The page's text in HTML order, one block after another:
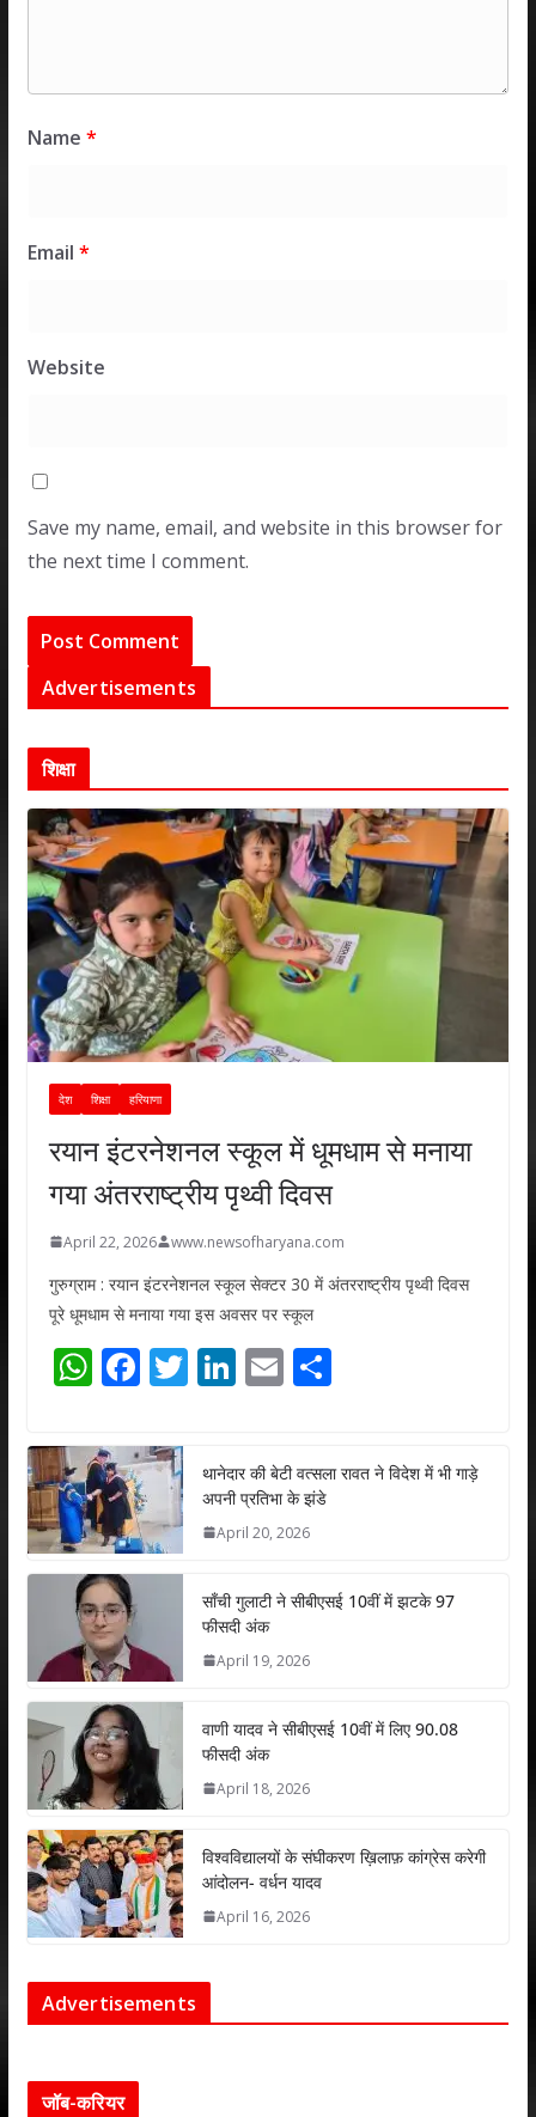
Name *
Email *
Website
Save my name, email, and website in this browser for
the next time I comment.
Advertisements
शिक्षा
देश शिक्षा हरियाणा
रयान इंटरनेशनल स्कूल में धूमधाम से मनाया
गया अंतरराष्ट्रीय पृथ्वी दिवस
April 22, 2026 www.newsofharyana.com
गुरुग्राम : रयान इंटरनेशनल स्कूल सेक्टर 30 में अंतरराष्ट्रीय पृथ्वी दिवस
पूरे धूमधाम से मनाया गया इस अवसर पर स्कूल
W
at
s
A
p
p
F
e
b
o
o
T
er
Li
e
dI
E
l
S
e
थानेदार की बेटी वत्सला रावत ने विदेश में भी गाड़े
अपनी प्रतिभा के झंडे
April 20, 2026
साँची गुलाटी ने सीबीएसई 10वीं में झटके 97
फीसदी अंक
April 19, 2026
वाणी यादव ने सीबीएसई 10वीं में लिए 90.08
फीसदी अंक
April 18, 2026
विश्वविद्यालयों के संघीकरण ख़िलाफ़ कांग्रेस करेगी
आंदोलन- वर्धन यादव
April 16, 2026
Advertisements
जॉब-करियर